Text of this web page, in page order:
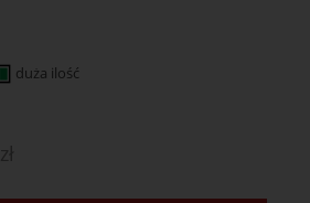
duża ilość